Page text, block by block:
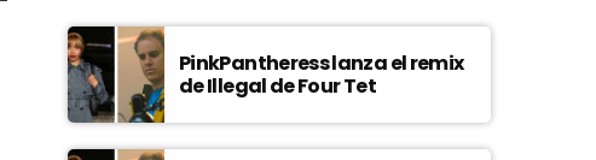
PinkPantheress lanza el remix
de Illegal de Four Tet